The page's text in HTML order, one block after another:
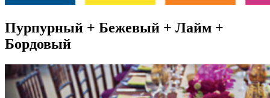
Пурпурный + Бежевый + Лайм +
Бордовый